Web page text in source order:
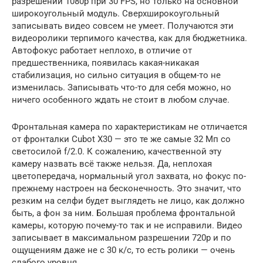
широкоугольный модуль. Сверхширокоугольный
записывать видео совсем не умеет. Получаются эти
видеоролики терпимого качества, как для бюджетника.
Автофокус работает неплохо, в отличие от
предшественника, появилась какая-никакая
стабилизация, но сильно ситуация в общем-то не
изменилась. Записывать что-то для себя можно, но
ничего особенного ждать не стоит в любом случае.
Фронтальная камера по характеристикам не отличается
от фронталки Cubot X30 — это те же самые 32 Мп со
светосилой f/2.0. К сожалению, качественной эту
камеру назвать всё также нельзя. Да, неплохая
цветопередача, нормальный угол захвата, но фокус по-
прежнему настроен на бесконечность. Это значит, что
резким на селфи будет выглядеть не лицо, как должно
быть, а фон за ним. Большая проблема фронтальной
камеры, которую почему-то так и не исправили. Видео
записывает в максимальном разрешении 720p и по
ощущениям даже не с 30 к/с, то есть ролики — очень